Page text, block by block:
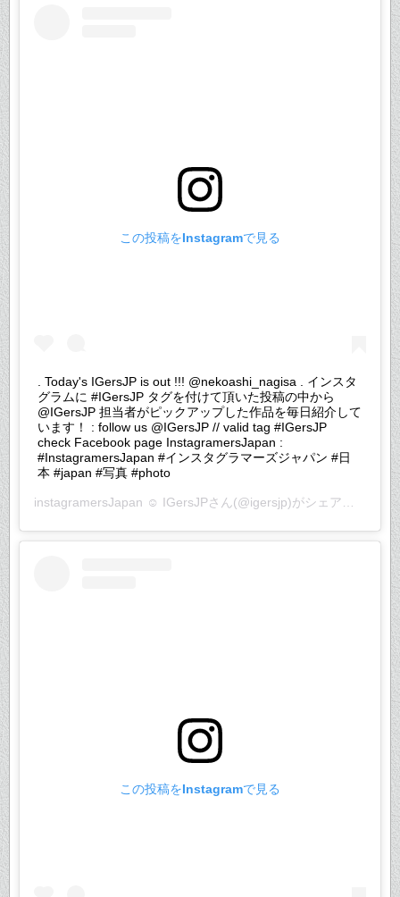
この投稿をInstagramで見る
. Today's IGersJP is out !!! @nekoashi_nagisa . インスタ
グラムに #IGersJP タグを付けて頂いた投稿の中から
@IGersJP 担当者がピックアップした作品を毎日紹介して
います！ : follow us @IGersJP // valid tag #IGersJP
check Facebook page InstagramersJapan :
#InstagramersJapan #インスタグラマーズジャパン #日
本 #japan #写真 #photo
instagramersJapan ☺︎ IGersJPさん(@igersjp)がシェアした投稿 –
この投稿をInstagramで見る